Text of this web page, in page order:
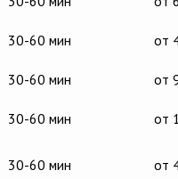
30-60 мин от
30-60 мин от
30-60 мин от
30-60 мин от